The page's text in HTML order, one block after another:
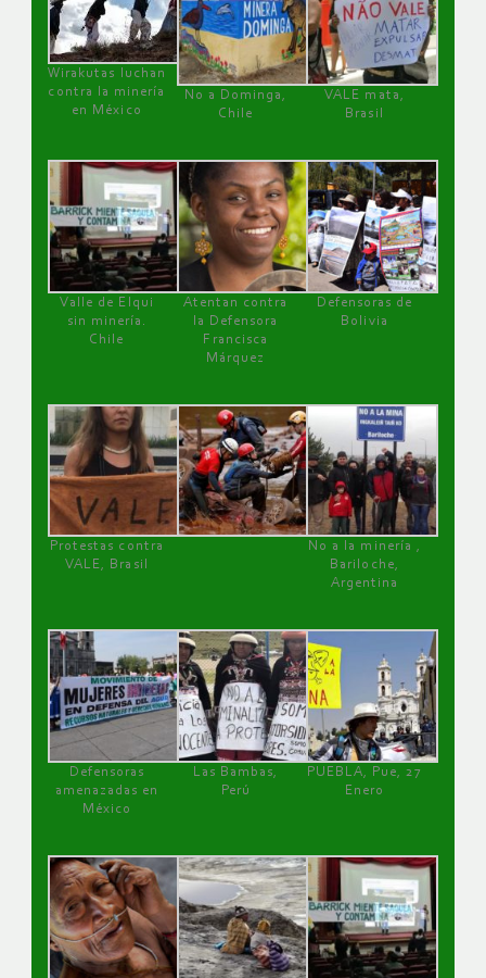
Wirakutas luchan
contra la minería
en México
No a Dominga,
Chile
VALE mata,
Brasil
Valle de Elqui
sin minería.
Chile
Atentan contra
la Defensora
Francisca
Márquez
Defensoras de
Bolivia
Protestas contra
VALE, Brasil
No a la minería ,
Bariloche,
Argentina
Defensoras
amenazadas en
México
Las Bambas,
Perú
PUEBLA, Pue, 27
Enero